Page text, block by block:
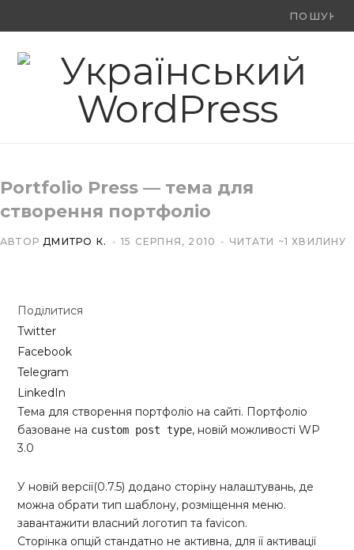
Ви
F
o
X
(
t
Y
o
Portfolio Press — тема для
створення портфоліо
АВТОРДМИТРО К. 15 СЕРПНЯ, 2010 ЧИТАТИ ~1 ХВИЛИНУ
Поділитися
Twitter
Facebook
Telegram
LinkedIn
Тема для створення портфоліо на сайті. Портфоліо
базоване на custom post type, новій можливості WP
3.0
У новій версії(0.7.5) додано сторіну налаштувань, де
можна обрати тип шаблону, розміщення меню.
завантажити власний логотип та favicon.
Сторінка опцій стандатно не активна, для її активації